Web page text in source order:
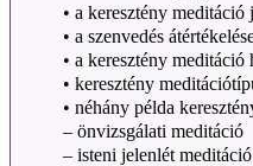
• a keresztény meditáció
• a szenvedés
• a keresztény meditáció
• keresztény
• néhány példa
– önvizsgálati meditáció
– isteni jelenlét meditáció